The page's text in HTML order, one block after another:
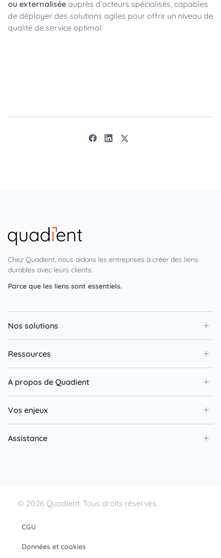
ou externalisée auprès d’acteurs spécialisés, capables
de déployer des solutions agiles pour offrir un niveau de
qualité de service optimal.
Chez Quadient, nous aidons les entreprises à créer des liens
durables avec leurs clients.
Parce que les liens sont essentiels.
Nos solutions
Ressources
A propos de Quadient
Vos enjeux
Assistance
© 2026 Quadient. Tous droits réservés.
CGU
Données et cookies